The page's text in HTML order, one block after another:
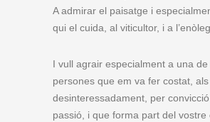
A admirar el paisatge i
qui el cuida, al viticultor, i a
I vull agrair especialment a una
persones que em va fer costat,
desinteressadament, per
passió, i que forma part del vostre